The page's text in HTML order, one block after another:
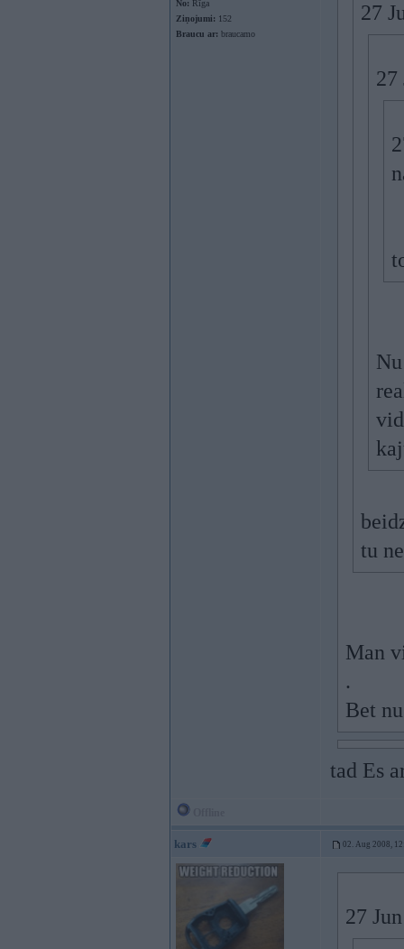
No: Rīga
Ziņojumi: 152
Braucu ar: braucamo
27
27
tu
Man
.
Bet
tad Es
kars 02. Aug 2008,
27